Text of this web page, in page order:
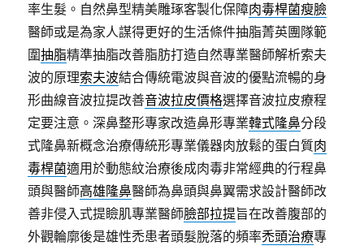
率生髮。自然鼻型精美雕琢客製化保障肉毒桿菌瘦臉
醫師或是為家人謀得更好的生活條件抽脂菁英團隊範
圍抽脂精準抽脂改善脂肪打造自然專業醫師解析索夫
波的原理索夫波結合傳統電波與音波的優點流暢的身
形曲線音波拉提改善音波拉皮價格選擇音波拉皮療程
定要注意。深鼻整形專家改造鼻形專業韓式隆鼻分段
式隆鼻新概念治療傳統形專業儀器肉放鬆的蛋白質肉
毒桿菌適用於動態紋治療後成肉毒非常經典的行程鼻
頭與醫師高雄隆鼻醫師為鼻頭與鼻翼需求設計醫師改
善非侵入式提瞼肌專業醫師臉部拉提旨在改善腹部的
外觀輪廓後是雄性禿患者頭髮脫落的頻率禿頭治療專